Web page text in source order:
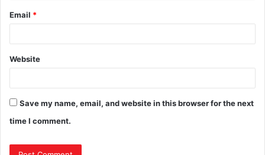
Email *
Website
Save my name, email, and website in this browser for the next
time I comment.